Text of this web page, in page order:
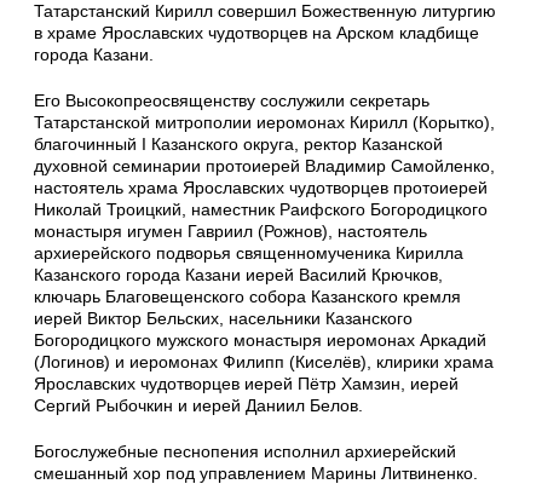
Татарстанский Кирилл совершил Божественную литургию
в храме Ярославских чудотворцев на Арском кладбище
города Казани.
Его Высокопреосвященству сослужили секретарь
Татарстанской митрополии иеромонах Кирилл (Корытко),
благочинный I Казанского округа, ректор Казанской
духовной семинарии протоиерей Владимир Самойленко,
настоятель храма Ярославских чудотворцев протоиерей
Николай Троицкий, наместник Раифского Богородицкого
монастыря игумен Гавриил (Рожнов), настоятель
архиерейского подворья священномученика Кирилла
Казанского города Казани иерей Василий Крючков,
ключарь Благовещенского собора Казанского кремля
иерей Виктор Бельских, насельники Казанского
Богородицкого мужского монастыря иеромонах Аркадий
(Логинов) и иеромонах Филипп (Киселёв), клирики храма
Ярославских чудотворцев иерей Пётр Хамзин, иерей
Сергий Рыбочкин и иерей Даниил Белов.
Богослужебные песнопения исполнил архиерейский
смешанный хор под управлением Марины Литвиненко.